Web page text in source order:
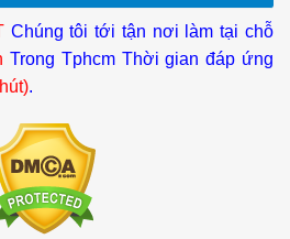
Chúng tôi tới tận nơi làm tại chỗ
Trong Tphcm Thời gian đáp ứng
.